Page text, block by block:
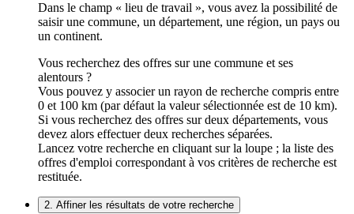
Dans le champ « lieu de travail », vous avez la possibilité de
saisir une commune, un département, une région, un pays ou
un continent.
Vous recherchez des offres sur une commune et ses
alentours ?
Vous pouvez y associer un rayon de recherche compris entre
0 et 100 km (par défaut la valeur sélectionnée est de 10 km).
Si vous recherchez des offres sur deux départements, vous
devez alors effectuer deux recherches séparées.
Lancez votre recherche en cliquant sur la loupe ; la liste des
offres d'emploi correspondant à vos critères de recherche est
restituée.
2. Affiner les résultats de votre recherche